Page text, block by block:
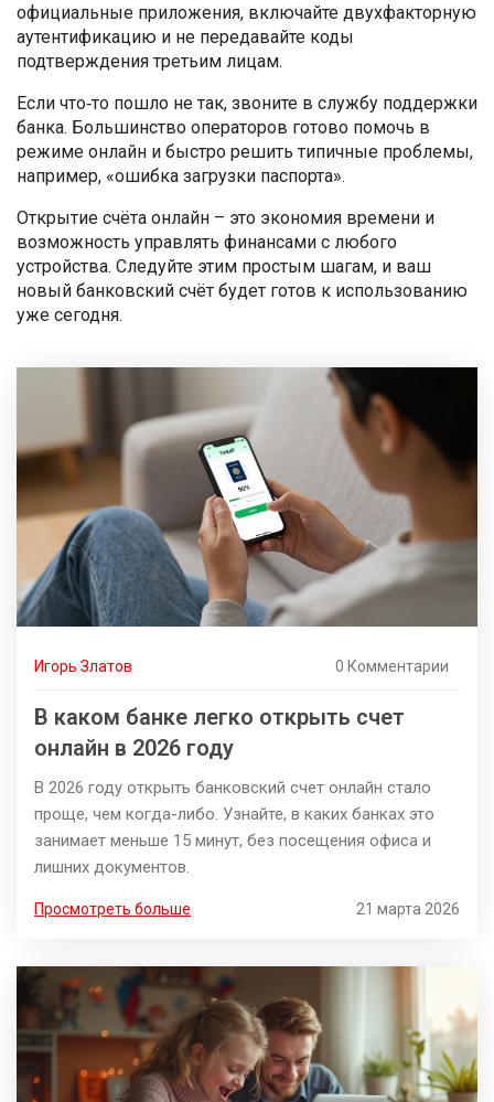
официальные приложения, включайте двухфакторную
аутентификацию и не передавайте коды
подтверждения третьим лицам.
Если что‑то пошло не так, звоните в службу поддержки
банка. Большинство операторов готово помочь в
режиме онлайн и быстро решить типичные проблемы,
например, «ошибка загрузки паспорта».
Открытие счёта онлайн – это экономия времени и
возможность управлять финансами с любого
устройства. Следуйте этим простым шагам, и ваш
новый банковский счёт будет готов к использованию
уже сегодня.
Игорь Златов 0 Комментарии
В каком банке легко открыть счет
онлайн в 2026 году
В 2026 году открыть банковский счет онлайн стало
проще, чем когда-либо. Узнайте, в каких банках это
занимает меньше 15 минут, без посещения офиса и
лишних документов.
Просмотреть больше 21 марта 2026